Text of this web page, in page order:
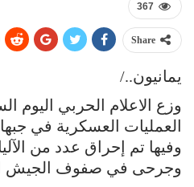
367
Share
يمانيون../
وزع الاعلام الحربي
العمليات العسكرية في
وفيها تم إحراق عدد من
وجرحى في صفوف الجيش